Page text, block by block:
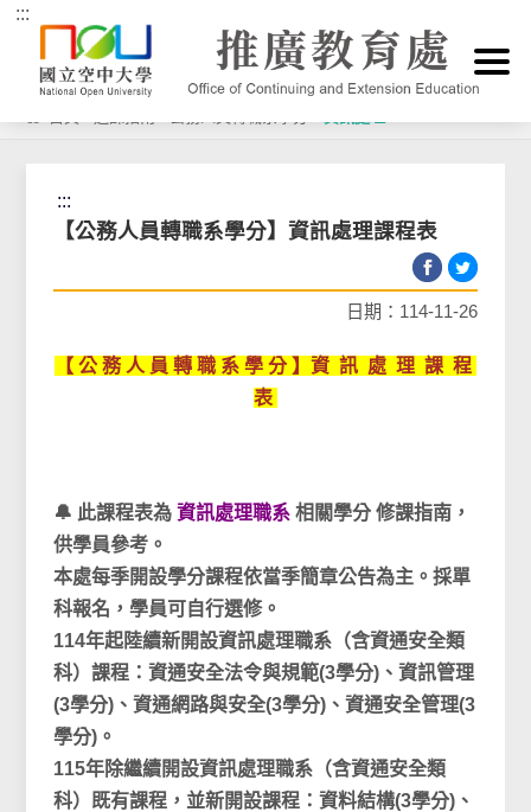
跳到主要內容區塊
:::
:::
【公務人員轉職系學分】資訊處理課程表
日期：114-11-26
【 公 務 人 員 轉 職 系 學 分 】資 訊 處 理 課 程
表
🔔 此課程表為資訊處理職系相關學分 修課指南，
供學員參考。
本處每季開設學分課程依當季簡章公告為主。採單
科報名，學員可自行選修。
114年起陸續新開設資訊處理職系（含資通安全類
科）課程：資通安全法令與規範(3學分)、資訊管理
(3學分)、資通網路與安全(3學分)、資通安全管理(3
學分)。
115年除繼續開設資訊處理職系（含資通安全類
科）既有課程，並新開設課程：資料結構(3學分)、